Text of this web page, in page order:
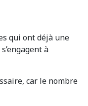
qui ont déjà une
à
car le nombre